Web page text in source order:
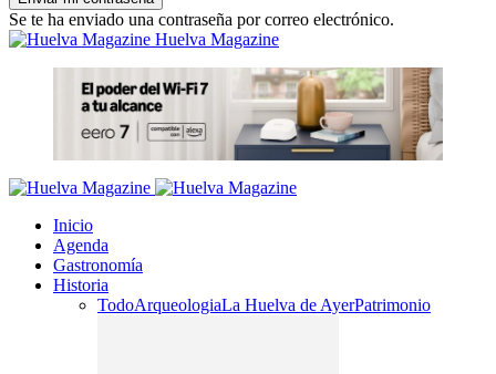
Se te ha enviado una contraseña por correo electrónico.
Huelva Magazine
Inicio
Agenda
Gastronomía
Historia
TodoArqueologiaLa Huelva de AyerPatrimonio